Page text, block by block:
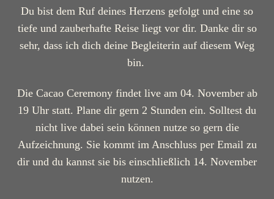
Du bist dem Ruf deines Herzens gefolgt und eine so
tiefe und zauberhafte Reise liegt vor dir. Danke dir so
sehr, dass ich dich deine Begleiterin auf diesem Weg
bin.
Die Cacao Ceremony findet live am 04. November ab
19 Uhr statt. Plane dir gern 2 Stunden ein. Solltest du
nicht live dabei sein können nutze so gern die
Aufzeichnung. Sie kommt im Anschluss per Email zu
dir und du kannst sie bis einschließlich 14. November
nutzen.